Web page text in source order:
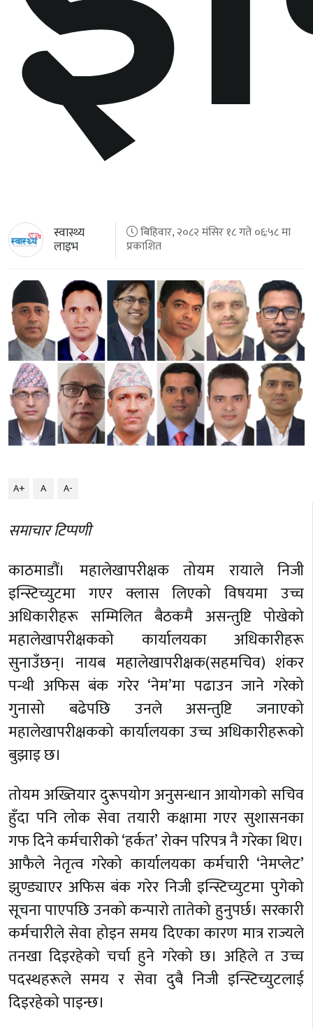
स्वास्थ्य
लाइभ
बिहिवार, २०८२ मंसिर १८ गते ०६:५८ मा
प्रकाशित
A+ A A-
समाचार टिप्पणी
काठमाडौं। महालेखापरीक्षक तोयम रायाले निजी
इन्स्टिच्युटमा गएर क्लास लिएको विषयमा उच्च
अधिकारीहरू सम्मिलित बैठकमै असन्तुष्टि पोखेको
महालेखापरीक्षकको कार्यालयका अधिकारीहरू
सुनाउँछन्। नायब महालेखापरीक्षक(सहमचिव) शंकर
पन्थी अफिस बंक गरेर ‘नेम’मा पढाउन जाने गरेको
गुनासो बढेपछि उनले असन्तुष्टि जनाएको
महालेखापरीक्षकको कार्यालयका उच्च अधिकारीहरूको
बुझाइ छ।
तोयम अख्तियार दुरूपयोग अनुसन्धान आयोगको सचिव
हुँदा पनि लोक सेवा तयारी कक्षामा गएर सुशासनका
गफ दिने कर्मचारीको ‘हर्कत’ रोक्न परिपत्र नै गरेका थिए।
आफैले नेतृत्व गरेको कार्यालयका कर्मचारी ‘नेमप्लेट’
झुण्ड्याएर अफिस बंक गरेर निजी इन्स्टिच्युटमा पुगेको
सूचना पाएपछि उनको कन्पारो तातेको हुनुपर्छ। सरकारी
कर्मचारीले सेवा होइन समय दिएका कारण मात्र राज्यले
तनखा दिइरहेको चर्चा हुने गरेको छ। अहिले त उच्च
पदस्थहरूले समय र सेवा दुबै निजी इन्स्टिच्युटलाई
दिइरहेको पाइन्छ।